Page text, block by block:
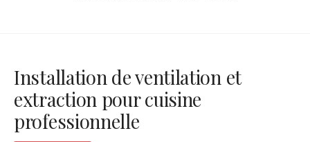
Installation de ventilation et
extraction pour cuisine
professionnelle